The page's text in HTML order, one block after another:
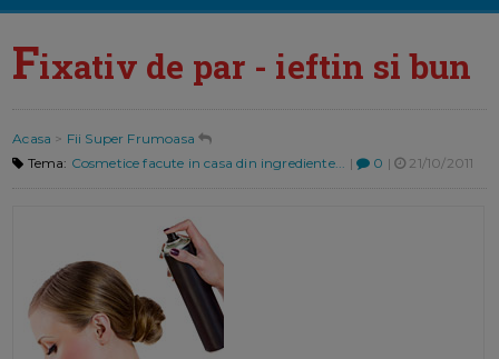
Fixativ de par - ieftin si bun
Acasa > Fii Super Frumoasa
Tema: Cosmetice facute in casa din ingrediente... | 0 | 21/10/2011